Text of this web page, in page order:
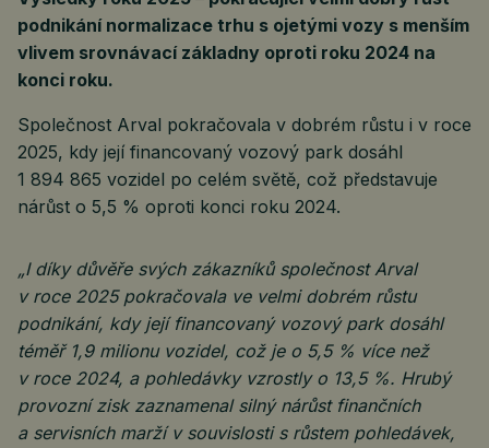
podnikání normalizace trhu s ojetými vozy s menším
vlivem srovnávací základny oproti roku 2024 na
konci roku.
Společnost Arval pokračovala v dobrém růstu i v roce
2025, kdy její financovaný vozový park dosáhl
1 894 865 vozidel po celém světě, což představuje
nárůst o 5,5 % oproti konci roku 2024.
„I díky důvěře svých zákazníků společnost Arval
v roce 2025 pokračovala ve velmi dobrém růstu
podnikání, kdy její financovaný vozový park dosáhl
téměř 1,9 milionu vozidel, což je o 5,5 % více než
v roce 2024, a pohledávky vzrostly o 13,5 %. Hrubý
provozní zisk zaznamenal silný nárůst finančních
a servisních marží v souvislosti s růstem pohledávek,